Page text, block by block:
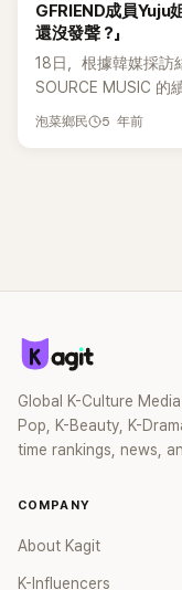
看了這種文章一定很
是，Wendy 在 2019
險，後續經歷長時間
成影響。因此不少人
性質，而非單純追求
兩個章節，「Power清
讓觀眾全程沉浸其中
增添了豐富的多樣性
首歌曲混音表演，以
《Always》，為粉絲
開GFRIEND出去有壓
和solo的Yuju是一樣
補了我缺乏的部分，
很享受將我以前從未
我覺得我已經擺脫了
GFRIEND成員Yuju
還沒發聲？」
18日，根據韓媒採訪
SOURCE MUSIC 的
SOURCE MUSIC 當
擇與世界產生矛盾、
說明，卻遲遲沒有回
網友們一陣鼻酸。姐
七年都長大了，感謝
展翅高飛！對此網友
「太傷心了」等答覆。
泡菜鄉民 5 年前
Global K-Culture
Pop, K-Beauty, K-
time rankings, news,
COMPANY
About Kagit
K-Influencers